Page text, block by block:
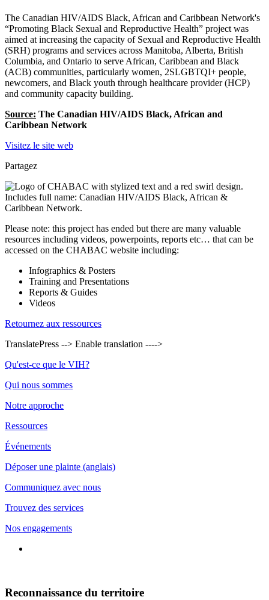
The Canadian HIV/AIDS Black, African and Caribbean Network's
“Promoting Black Sexual and Reproductive Health” project was
aimed at increasing the capacity of Sexual and Reproductive Health
(SRH) programs and services across Manitoba, Alberta, British
Columbia, and Ontario to serve African, Caribbean and Black
(ACB) communities, particularly women, 2SLGBTQI+ people,
newcomers, and Black youth through healthcare provider (HCP)
and community capacity building.
Source: The Canadian HIV/AIDS Black, African and
Caribbean Network
Visitez le site web
Partagez
Please note: this project has ended but there are many valuable
resources including videos, powerpoints, reports etc… that can be
accessed on the CHABAC website including:
Infographics & Posters
Training and Presentations
Reports & Guides
Videos
Retournez aux ressources
TranslatePress --> Enable translation ---->
Bas
de
page
Qu'est-ce que le VIH?
Qui nous sommes
Notre approche
Ressources
Événements
Déposer une plainte (anglais)
Communiquez avec nous
Trouvez des services
Nos engagements
Connecte-
nous
Reconnaissance du territoire